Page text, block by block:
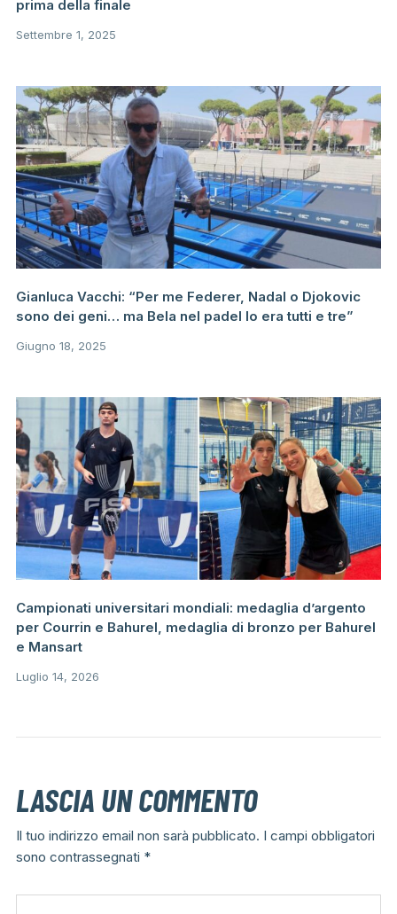
prima della finale
Settembre 1, 2025
Gianluca Vacchi: “Per me Federer, Nadal o Djokovic
sono dei geni… ma Bela nel padel lo era tutti e tre”
Giugno 18, 2025
Campionati universitari mondiali: medaglia d’argento
per Courrin e Bahurel, medaglia di bronzo per Bahurel
e Mansart
Luglio 14, 2026
LASCIA UN COMMENTO
Il tuo indirizzo email non sarà pubblicato. I campi obbligatori
sono contrassegnati *